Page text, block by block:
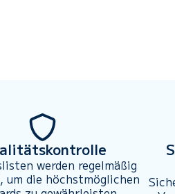
werden regelmäßig
die höchstmöglichen